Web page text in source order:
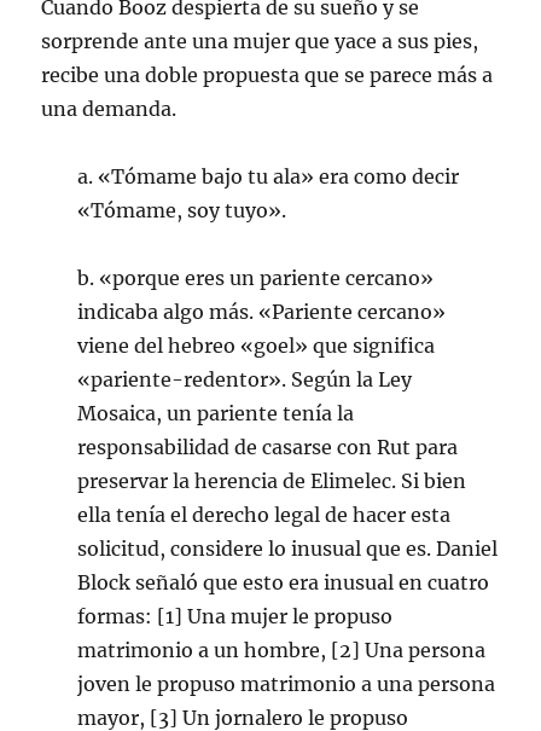
Cuando Booz despierta de su sueño y se
sorprende ante una mujer que yace a sus pies,
recibe una doble propuesta que se parece más a
una demanda.
a. «Tómame bajo tu ala» era como decir
«Tómame, soy tuyo».
b. «porque eres un pariente cercano»
indicaba algo más. «Pariente cercano»
viene del hebreo «goel» que significa
«pariente-redentor». Según la Ley
Mosaica, un pariente tenía la
responsabilidad de casarse con Rut para
preservar la herencia de Elimelec. Si bien
ella tenía el derecho legal de hacer esta
solicitud, considere lo inusual que es. Daniel
Block señaló que esto era inusual en cuatro
formas: [1] Una mujer le propuso
matrimonio a un hombre, [2] Una persona
joven le propuso matrimonio a una persona
mayor, [3] Un jornalero le propuso